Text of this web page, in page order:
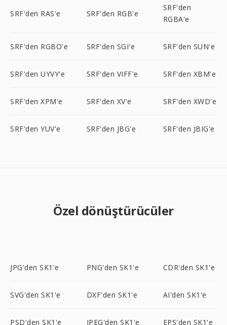
SRF'den RAS'e SRF'den RGB'e
SRF'den
RGBA'e
SRF'den RGBO'e SRF'den SGI'e SRF'den SUN'e
SRF'den UYVY'e SRF'den VIFF'e SRF'den XBM'e
SRF'den XPM'e SRF'den XV'e SRF'den XWD'e
SRF'den YUV'e SRF'den JBG'e SRF'den JBIG'e
Özel dönüştürücüler
JPG'den SK1'e PNG'den SK1'e CDR'den SK1'e
SVG'den SK1'e DXF'den SK1'e AI'den SK1'e
PSD'den SK1'e JPEG'den SK1'e EPS'den SK1'e